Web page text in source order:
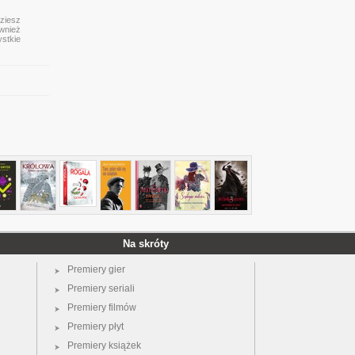
Na skróty
Premiery gier
Premiery seriali
Premiery filmów
Premiery płyt
Premiery książek